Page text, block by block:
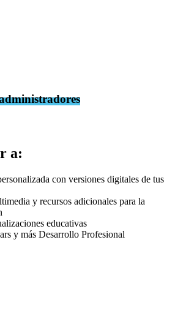
a:
con versiones digitales de tus
y recursos adicionales para la
educativas
y más Desarrollo Profesional